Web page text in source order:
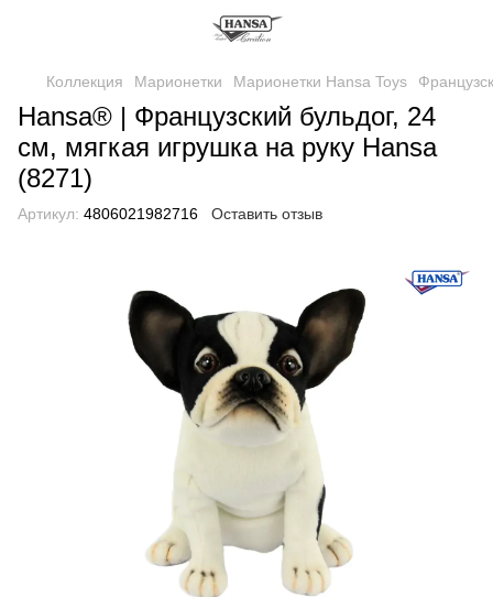
Коллекция Марионетки Марионетки Hansa Toys
Hansa® | Французский бульдог, 24
см, мягкая игрушка на руку Hansa
(8271)
Артикул: 4806021982716 Оставить отзыв